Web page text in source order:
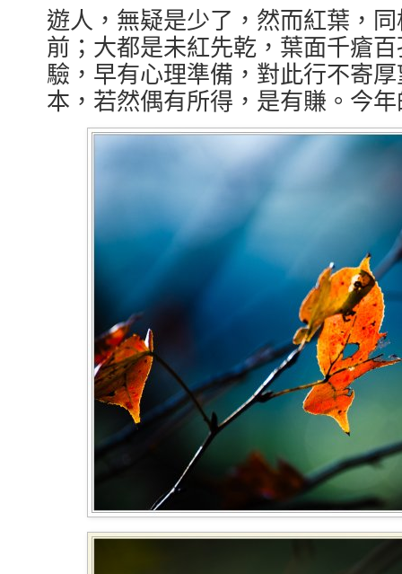
遊人，無疑是少了，然而紅葉，
前；大都是未紅先乾，葉面千瘡
驗，早有心理準備，對此行不寄
本，若然偶有所得，是有賺。今